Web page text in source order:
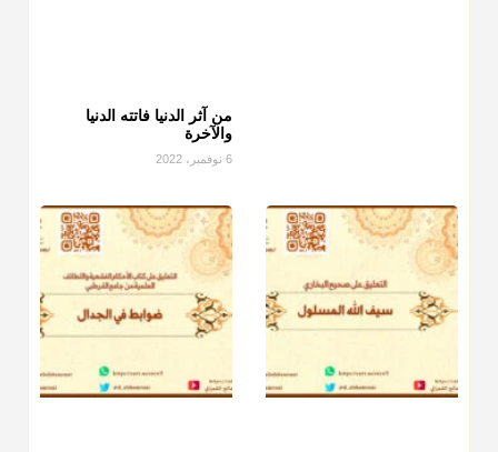
@d_alshamrani
دفعزكاة الفطر
للمسكين القريب صدقة وصلة وهو أفضل من دفعها
للبعيد ولا تغرك مظاهر ووظائف بعض الأقارب فإن صراعهم مع
متطلبات الحياة كبير
منذ 3 شهر
من آثر الدنيا فاتته الدنيا
والآخرة
6 نوفمبر، 2022